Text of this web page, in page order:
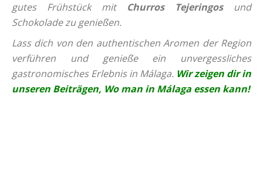
gutes Frühstück mit Churros Tejeringosund
Schokolade zu genießen.
Lass dich von den authentischen Aromen der Region
verführen und genieße ein unvergessliches
gastronomisches Erlebnis in Málaga. Wir zeigen dir in
unseren Beiträgen, Wo man in Málaga essen kann!